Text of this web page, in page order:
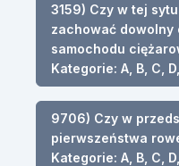
3159) Czy w tej
zachować dowolny
samochodu
Kategorie: A, B, C, D,
9706) Czy w
pierwszeństwa
Kategorie: A, B, C, D,